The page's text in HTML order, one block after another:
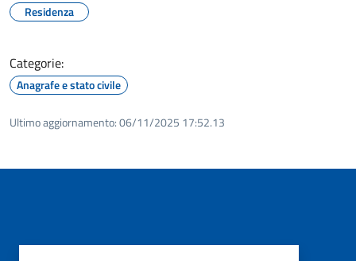
Residenza
Categorie:
Anagrafe e stato civile
Ultimo aggiornamento:06/11/2025 17:52.13